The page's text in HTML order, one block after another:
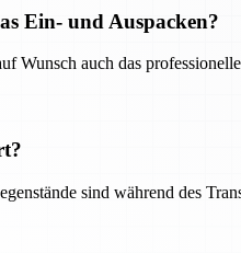
Ein- und Auspacken?
Wunsch auch das
sind während des